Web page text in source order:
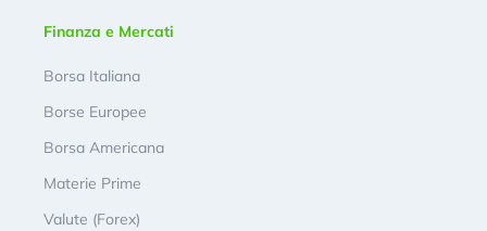
Finanza e Mercati
Borsa Italiana
Borse Europee
Borsa Americana
Materie Prime
Valute (Forex)